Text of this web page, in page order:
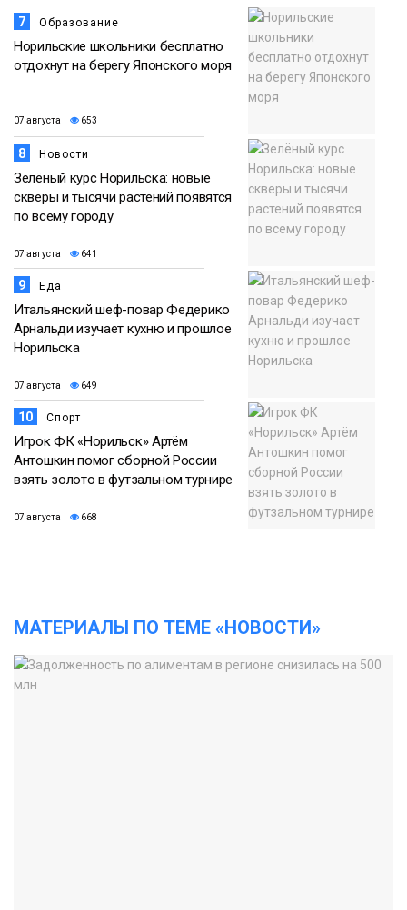
7 Образование
Норильские школьники бесплатно
отдохнут на берегу Японского моря
07 августа 653
8 Новости
Зелёный курс Норильска: новые
скверы и тысячи растений появятся
по всему городу
07 августа 641
9 Еда
Итальянский шеф-повар Федерико
Арнальди изучает кухню и прошлое
Норильска
07 августа 649
10 Спорт
Игрок ФК «Норильск» Артём
Антошкин помог сборной России
взять золото в футзальном турнире
07 августа 668
МАТЕРИАЛЫ ПО ТЕМЕ «НОВОСТИ»